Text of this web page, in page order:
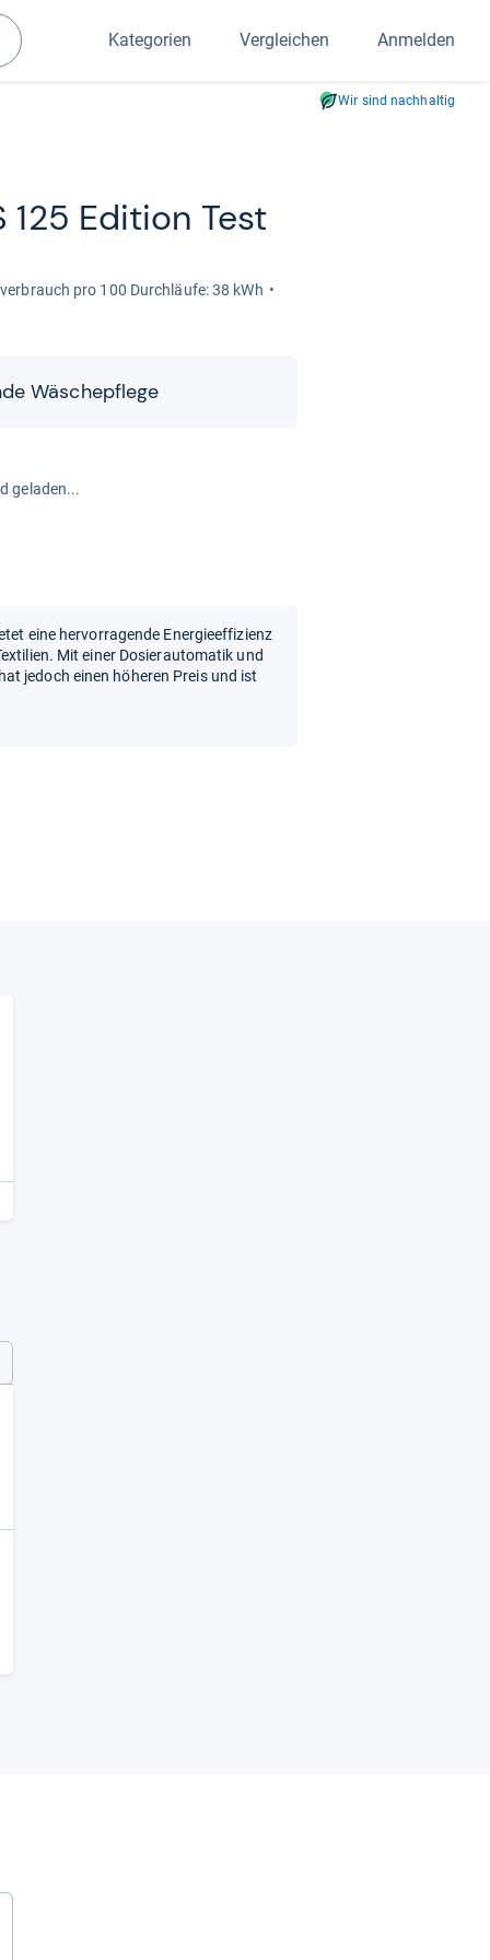
Kategorien Vergleichen Anmelden
Wir sind nachhaltig
Edi­tion Test
pro 100 Durch­läufe: 38 kWh
Wäsche­pflege
geladen...
eine hervorragende Energieeffizienz
Mit einer Dosierautomatik und
jedoch einen höheren Preis und ist